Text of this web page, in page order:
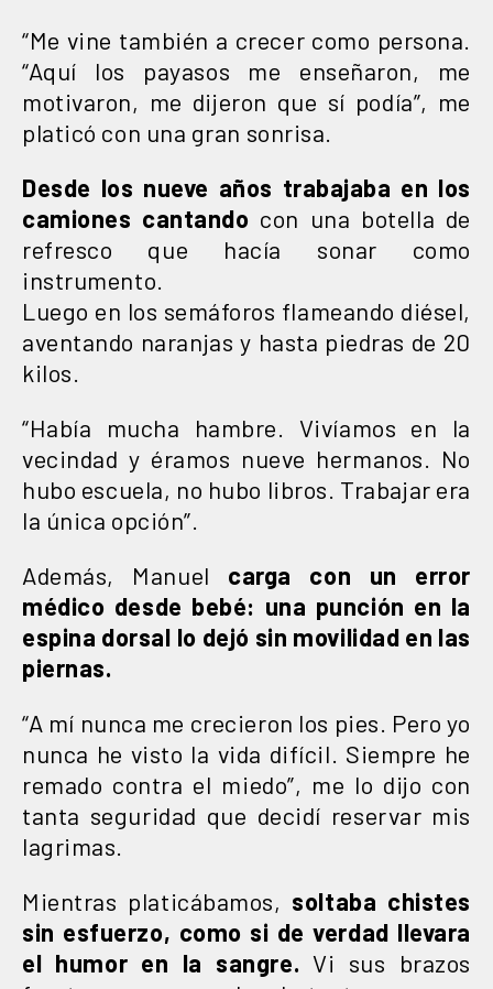
“Me vine también a crecer como persona.
“Aquí los payasos me enseñaron, me
motivaron, me dijeron que sí podía”, me
platicó con una gran sonrisa.
Desde los nueve años trabajaba en los
camiones cantando con una botella de
refresco que hacía sonar como
instrumento.
Luego en los semáforos flameando diésel,
aventando naranjas y hasta piedras de 20
kilos.
“Había mucha hambre. Vivíamos en la
vecindad y éramos nueve hermanos. No
hubo escuela, no hubo libros. Trabajar era
la única opción”.
Además, Manuel carga con un error
médico desde bebé: una punción en la
espina dorsal lo dejó sin movilidad en las
piernas.
“A mí nunca me crecieron los pies. Pero yo
nunca he visto la vida difícil. Siempre he
remado contra el miedo”, me lo dijo con
tanta seguridad que decidí reservar mis
lagrimas.
Mientras platicábamos, soltaba chistes
sin esfuerzo, como si de verdad llevara
el humor en la sangre. Vi sus brazos